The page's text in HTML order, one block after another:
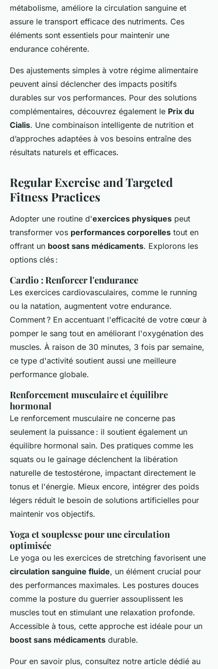
métabolisme, améliore la circulation sanguine et
assure le transport efficace des nutriments. Ces
éléments sont essentiels pour maintenir une
endurance cohérente.
Des ajustements simples à votre régime alimentaire
peuvent ainsi déclencher des impacts positifs
durables sur vos performances. Pour des solutions
complémentaires, découvrez également le Prix du
Cialis. Une combinaison intelligente de nutrition et
d’approches adaptées à vos besoins entraîne des
résultats naturels et efficaces.
Regular Exercise and Targeted
Fitness Practices
Adopter une routine d'exercices physiques peut
transformer vos performances corporelles tout en
offrant un boost sans médicaments. Explorons les
options clés :
Cardio : Renforcer l'endurance
Les exercices cardiovasculaires, comme le running
ou la natation, augmentent votre endurance.
Comment ? En accentuant l'efficacité de votre cœur à
pomper le sang tout en améliorant l'oxygénation des
muscles. À raison de 30 minutes, 3 fois par semaine,
ce type d'activité soutient aussi une meilleure
performance globale.
Renforcement musculaire et équilibre
hormonal
Le renforcement musculaire ne concerne pas
seulement la puissance : il soutient également un
équilibre hormonal sain. Des pratiques comme les
squats ou le gainage déclenchent la libération
naturelle de testostérone, impactant directement le
tonus et l'énergie. Mieux encore, intégrer des poids
légers réduit le besoin de solutions artificielles pour
maintenir vos objectifs.
Yoga et souplesse pour une circulation
optimisée
Le yoga ou les exercices de stretching favorisent une
circulation sanguine fluide, un élément crucial pour
des performances maximales. Les postures douces
comme la posture du guerrier assouplissent les
muscles tout en stimulant une relaxation profonde.
Accessible à tous, cette approche est idéale pour un
boost sans médicaments durable.
Pour en savoir plus, consultez notre article dédié au